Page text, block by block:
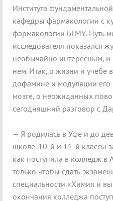
Института
кафедры фармакологии с
фармакологии БГМУ. Путь
исследователя показался
необычайно интересным,
нем. Итак, о жизни и учебе
дофамине и модуляции его
мозге, о неожиданных
сегодняшний разговор с
— Я родилась в Уфе и до
школе. 10-й и 11-й классы
как поступила в колледж в
только чтобы сдать
специальности «Химия и
окончания колледжа